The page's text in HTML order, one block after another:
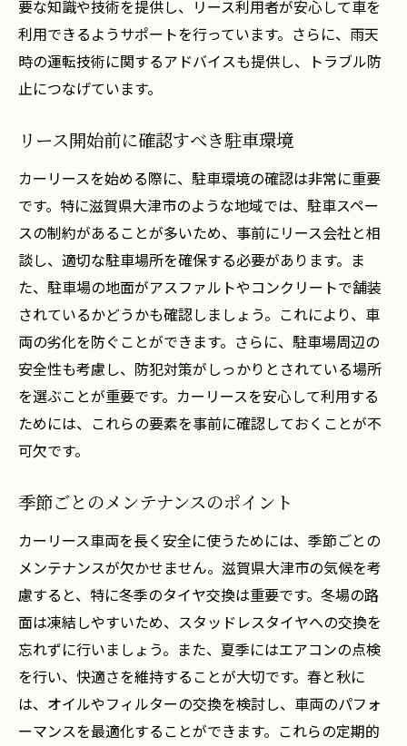
要な知識や技術を提供し、リース利用者が安心して車を
利用できるようサポートを行っています。さらに、雨天
時の運転技術に関するアドバイスも提供し、トラブル防
止につなげています。
リース開始前に確認すべき駐車環境
カーリースを始める際に、駐車環境の確認は非常に重要
です。特に滋賀県大津市のような地域では、駐車スペー
スの制約があることが多いため、事前にリース会社と相
談し、適切な駐車場所を確保する必要があります。ま
た、駐車場の地面がアスファルトやコンクリートで舗装
されているかどうかも確認しましょう。これにより、車
両の劣化を防ぐことができます。さらに、駐車場周辺の
安全性も考慮し、防犯対策がしっかりとされている場所
を選ぶことが重要です。カーリースを安心して利用する
ためには、これらの要素を事前に確認しておくことが不
可欠です。
季節ごとのメンテナンスのポイント
カーリース車両を長く安全に使うためには、季節ごとの
メンテナンスが欠かせません。滋賀県大津市の気候を考
慮すると、特に冬季のタイヤ交換は重要です。冬場の路
面は凍結しやすいため、スタッドレスタイヤへの交換を
忘れずに行いましょう。また、夏季にはエアコンの点検
を行い、快適さを維持することが大切です。春と秋に
は、オイルやフィルターの交換を検討し、車両のパフォ
ーマンスを最適化することができます。これらの定期的